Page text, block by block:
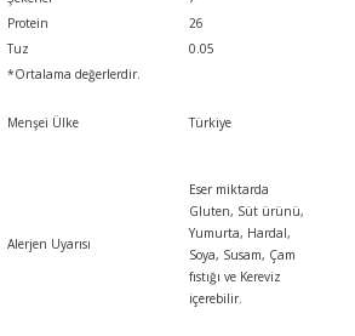
Protein
26
Tuz
0.05
*Ortalama değerlerdir.
Menşei Ülke Türkiye
Alerjen Uyarısı
Eser miktarda
Gluten, Süt ürünü,
Yumurta, Hardal,
Soya, Susam, Çam
fıstığı ve Kereviz
içerebilir.